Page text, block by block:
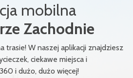
mobilna
Zachodnie
trasie! W naszej aplikacji znajdziesz
ciekawe miejsca i
i dużo, dużo więcej!